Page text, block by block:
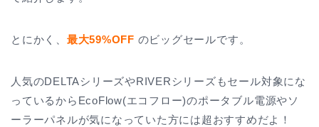
とにかく、 最大59%OFF のビッグセールです。
人気のDELTAシリーズやRIVERシリーズもセール対象にな
っているからEcoFlow(エコフロー)のポータブル電源やソ
ーラーパネルが気になっていた方には超おすすめだよ！